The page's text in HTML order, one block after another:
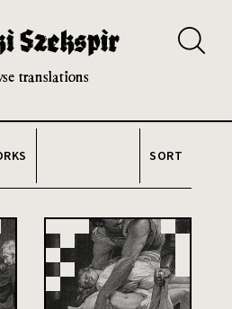
translations
SORT